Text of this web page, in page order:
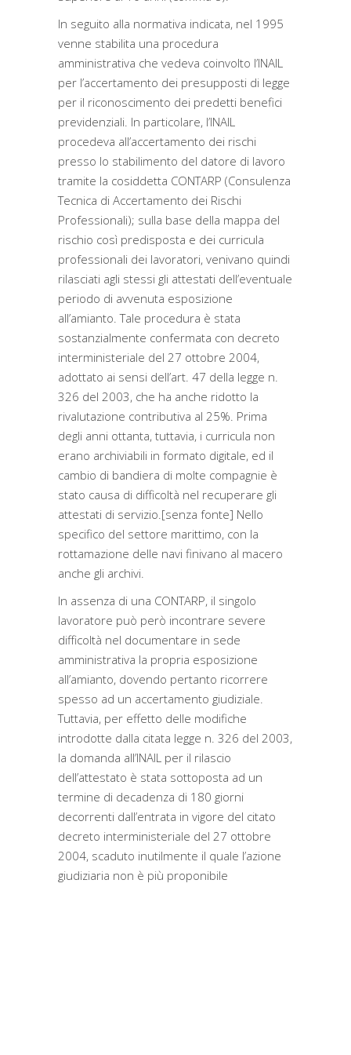
In seguito alla normativa indicata, nel 1995
venne stabilita una procedura
amministrativa che vedeva coinvolto l’INAIL
per l’accertamento dei presupposti di legge
per il riconoscimento dei predetti benefici
previdenziali. In particolare, l’INAIL
procedeva all’accertamento dei rischi
presso lo stabilimento del datore di lavoro
tramite la cosiddetta CONTARP (Consulenza
Tecnica di Accertamento dei Rischi
Professionali); sulla base della mappa del
rischio così predisposta e dei curricula
professionali dei lavoratori, venivano quindi
rilasciati agli stessi gli attestati dell’eventuale
periodo di avvenuta esposizione
all’amianto. Tale procedura è stata
sostanzialmente confermata con decreto
interministeriale del 27 ottobre 2004,
adottato ai sensi dell’art. 47 della legge n.
326 del 2003, che ha anche ridotto la
rivalutazione contributiva al 25%. Prima
degli anni ottanta, tuttavia, i curricula non
erano archiviabili in formato digitale, ed il
cambio di bandiera di molte compagnie è
stato causa di difficoltà nel recuperare gli
attestati di servizio.[senza fonte] Nello
specifico del settore marittimo, con la
rottamazione delle navi finivano al macero
anche gli archivi.
In assenza di una CONTARP, il singolo
lavoratore può però incontrare severe
difficoltà nel documentare in sede
amministrativa la propria esposizione
all’amianto, dovendo pertanto ricorrere
spesso ad un accertamento giudiziale.
Tuttavia, per effetto delle modifiche
introdotte dalla citata legge n. 326 del 2003,
la domanda all’INAIL per il rilascio
dell’attestato è stata sottoposta ad un
termine di decadenza di 180 giorni
decorrenti dall’entrata in vigore del citato
decreto interministeriale del 27 ottobre
2004, scaduto inutilmente il quale l’azione
giudiziaria non è più proponibile